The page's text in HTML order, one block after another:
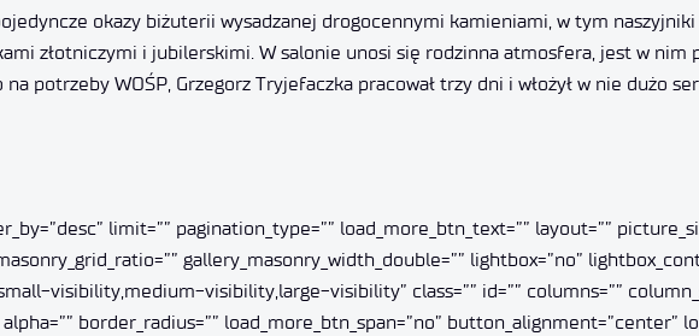
okazy biżuterii wysadzanej drogocennymi kamieniami, w tym
złotniczymi i jubilerskimi. W salonie unosi się rodzinna atmosfera, jest w nim
potrzeby WOŚP, Grzegorz Tryjefaczka pracował trzy dni i włożył w nie dużo
limit=”” pagination_type=”” load_more_btn_text=”” layout=””
gallery_masonry_width_double=”” lightbox=”no”
visibility,medium-visibility,large-visibility” class=”” id=”” columns=””
border_radius=”” load_more_btn_span=”no” button_alignment=”center”